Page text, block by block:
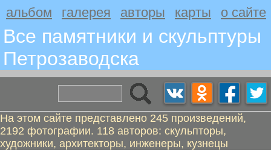
альбом галерея авторы карты о сайте
Все памятники и скульптуры
Петрозаводскa
На этом сайте представлено 245 произведений,
2192 фотографии. 118 авторов: скульпторы,
художники, архитекторы, инженеры, кузнецы